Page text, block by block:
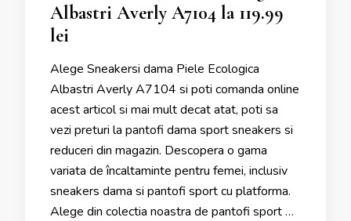
Albastri Averly A7104 la 119.99
lei
Alege Sneakersi dama Piele Ecologica
Albastri Averly A7104 si poti comanda online
acest articol si mai mult decat atat, poti sa
vezi preturi la pantofi dama sport sneakers si
reduceri din magazin. Descopera o gama
variata de încaltaminte pentru femei, inclusiv
sneakers dama si pantofi sport cu platforma.
Alege din colectia noastra de pantofi sport …